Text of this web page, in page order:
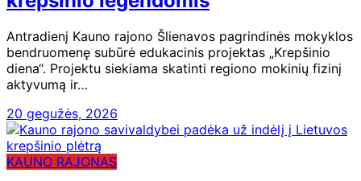
Antradienį Kauno rajono Šlienavos pagrindinės mokyklos
bendruomenę subūrė edukacinis projektas „Krepšinio
diena“. Projektu siekiama skatinti regiono mokinių fizinį
aktyvumą ir…
20 gegužės, 2026
KAUNO RAJONAS